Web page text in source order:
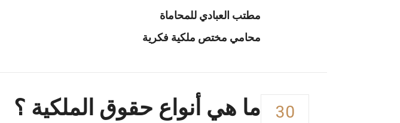
مطتب العبادي للمحاماة
محامي مختص ملكية فكرية
30 ما هي أنواع حقوق الملكية ؟